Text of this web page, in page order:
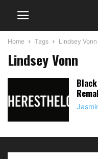
Home Tags Lindsey Vonn
Lindsey Vonn